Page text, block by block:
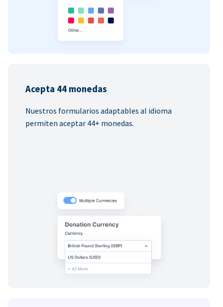
Acepta 44 monedas
Nuestros formularios adaptables al idioma
permiten aceptar 44+ monedas.